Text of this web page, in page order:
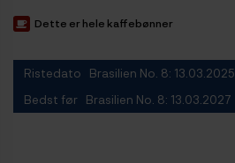
Dette er hele kaffebønner
Ristedato Brasilien No. 8: 13.03.2025
Bedst før Brasilien No. 8: 13.03.2027